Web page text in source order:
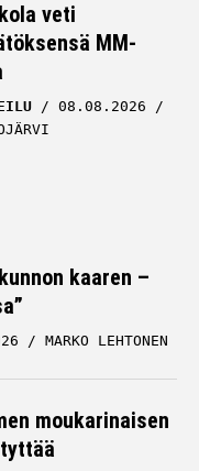
veti
MM-
08.08.2026
kaaren –
MARKO LEHTONEN
moukarinaisen